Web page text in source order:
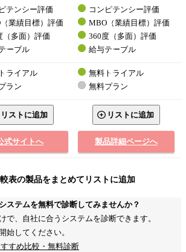
テンシー評価
業績目標）評価
（多面）評価
ーブル
コンピテンシー評価
MBO（業績目標）評価
360度（多面）評価
給与テーブル
ライアル
ラン
無料トライアル
無料プラン
リストに追加
式サイトへ
リストに追加
製品詳細ページへ
表の製品をまとめてリストに追加
ステムを無料で診断してみませんか？
で、自社に合うシステムを診断できます。
始してください。
すめ比較・無料診断